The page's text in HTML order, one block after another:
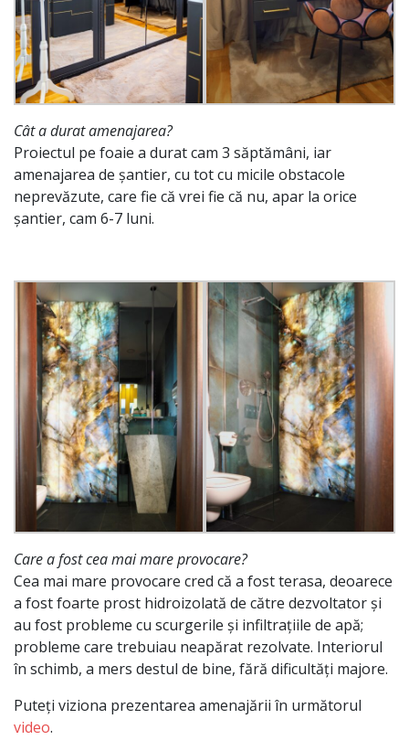
Cât a durat amenajarea?
Proiectul pe foaie a durat cam 3 săptămâni, iar
amenajarea de șantier, cu tot cu micile obstacole
neprevăzute, care fie că vrei fie că nu, apar la orice
șantier, cam 6-7 luni.
Care a fost cea mai mare provocare?
Cea mai mare provocare cred că a fost terasa, deoarece
a fost foarte prost hidroizolată de către dezvoltator și
au fost probleme cu scurgerile și infiltrațiile de apă;
probleme care trebuiau neapărat rezolvate. Interiorul
în schimb, a mers destul de bine, fără dificultăți majore.
Puteți viziona prezentarea amenajării în următorul
video.